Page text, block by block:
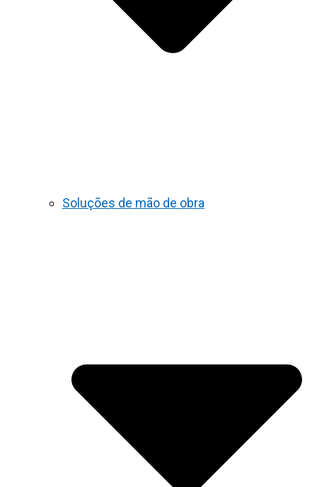
Soluções de mão de obra